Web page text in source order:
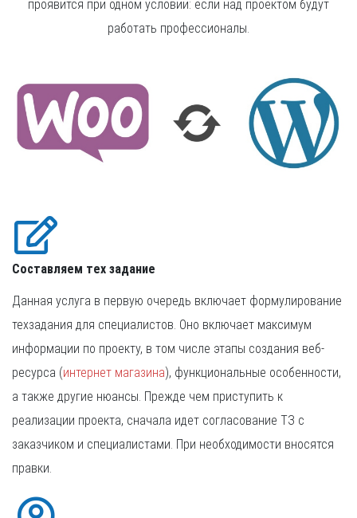
проявится при одном условии: если над проектом будут
работать профессионалы.
Составляем тех задание
Данная услуга в первую очередь включает формулирование
техзадания для специалистов. Оно включает максимум
информации по проекту, в том числе этапы создания веб-
ресурса (интернет магазина), функциональные особенности,
а также другие нюансы. Прежде чем приступить к
реализации проекта, сначала идет согласование ТЗ с
заказчиком и специалистами. При необходимости вносятся
правки.